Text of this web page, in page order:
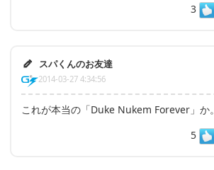
3
スパくんのお友達
2014-03-27 4:34:56
これが本当の「Duke Nukem Forever」か。
5